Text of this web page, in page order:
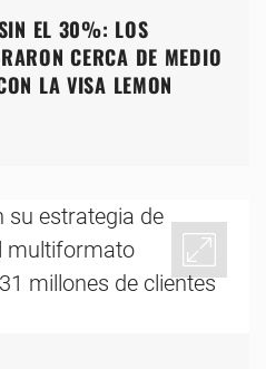
EL 30%: LOS
CERCA DE MEDIO
LA VISA LEMON